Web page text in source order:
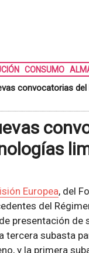
CONSUMO
convocatorias
Europea, del
del
presentación
tercera subasta
y la primera